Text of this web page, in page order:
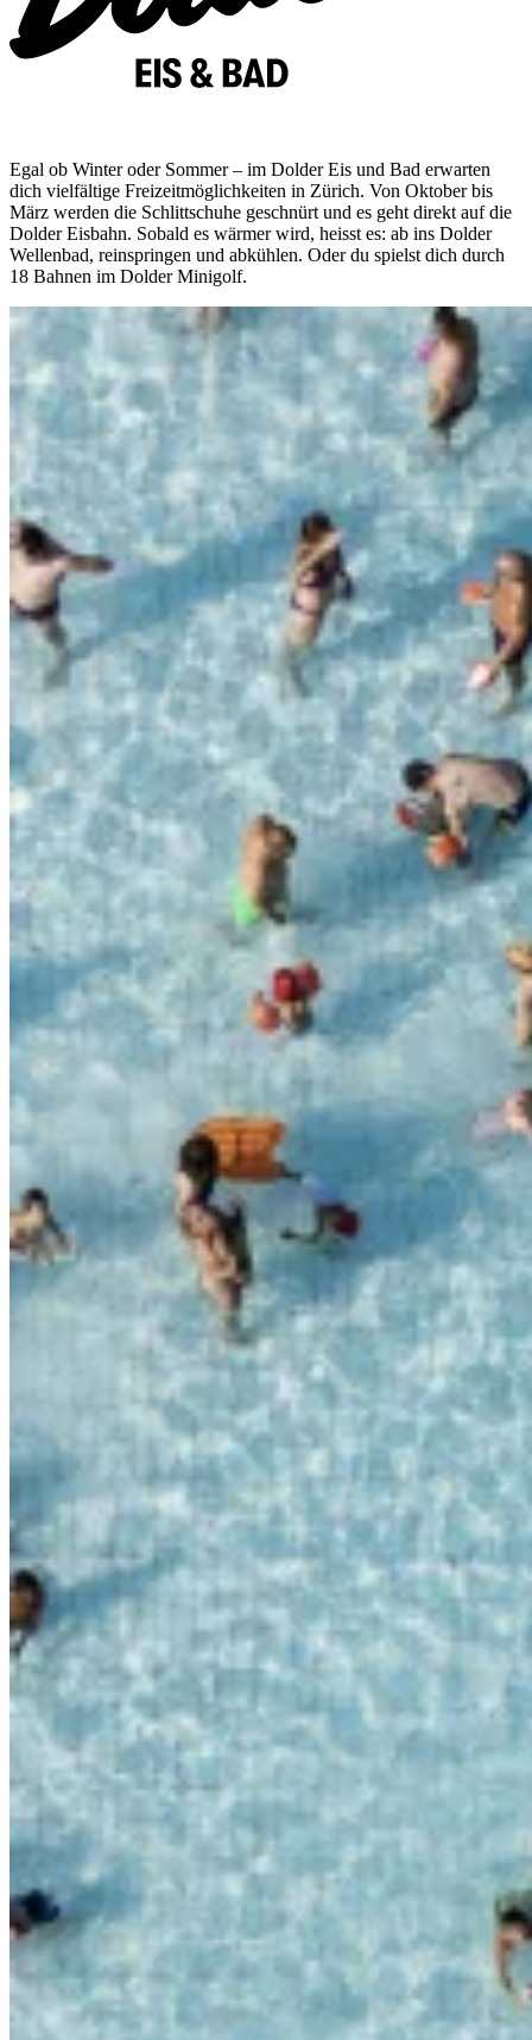
Egal ob Winter oder Sommer – im Dolder Eis und Bad erwarten
dich vielfältige Freizeitmöglichkeiten in Zürich. Von Oktober bis
März werden die Schlittschuhe geschnürt und es geht direkt auf die
Dolder Eisbahn. Sobald es wärmer wird, heisst es: ab ins Dolder
Wellenbad, reinspringen und abkühlen. Oder du spielst dich durch
18 Bahnen im Dolder Minigolf.